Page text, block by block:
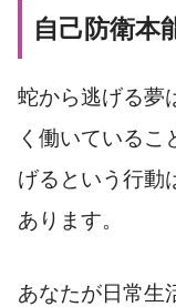
自己防衛本
蛇から逃げる夢
く働いているこ
げるという行動
あります。
あなたが日常生